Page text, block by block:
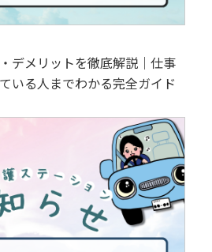
デメリットを徹底解説｜仕事
いる人までわかる完全ガイド